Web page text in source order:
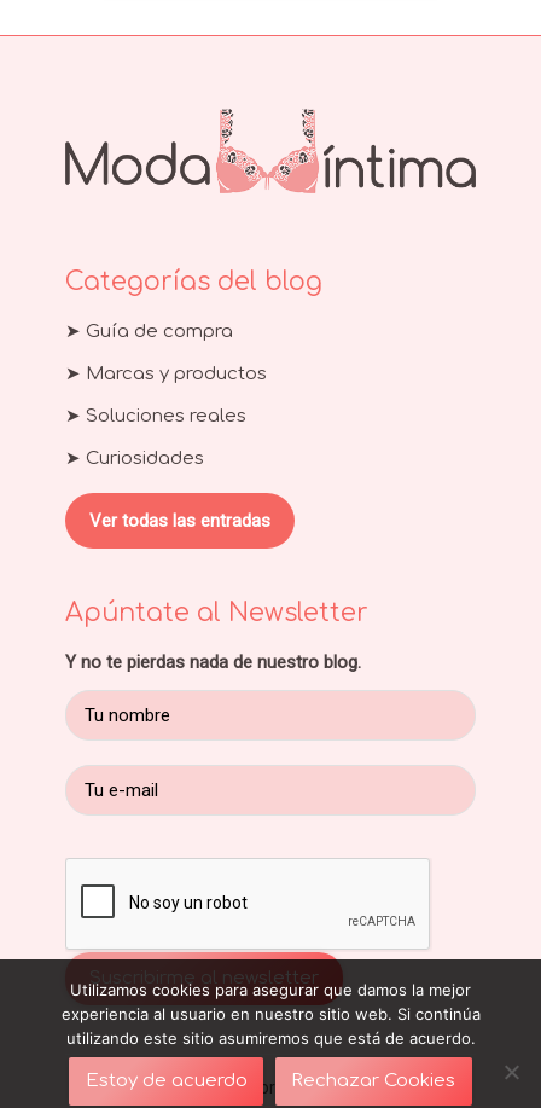
Categorías del blog
➤ Guía de compra
➤ Marcas y productos
➤ Soluciones reales
➤ Curiosidades
Ver todas las entradas
Apúntate al Newsletter
Y no te pierdas nada de nuestro blog.
Blog sobre ropa interior y sujetadores - Con el
Utilizamos cookies para asegurar que damos la mejor
experiencia al usuario en nuestro sitio web. Si continúa
utilizando este sitio asumiremos que está de acuerdo.
Estoy de acuerdo Rechazar Cookies